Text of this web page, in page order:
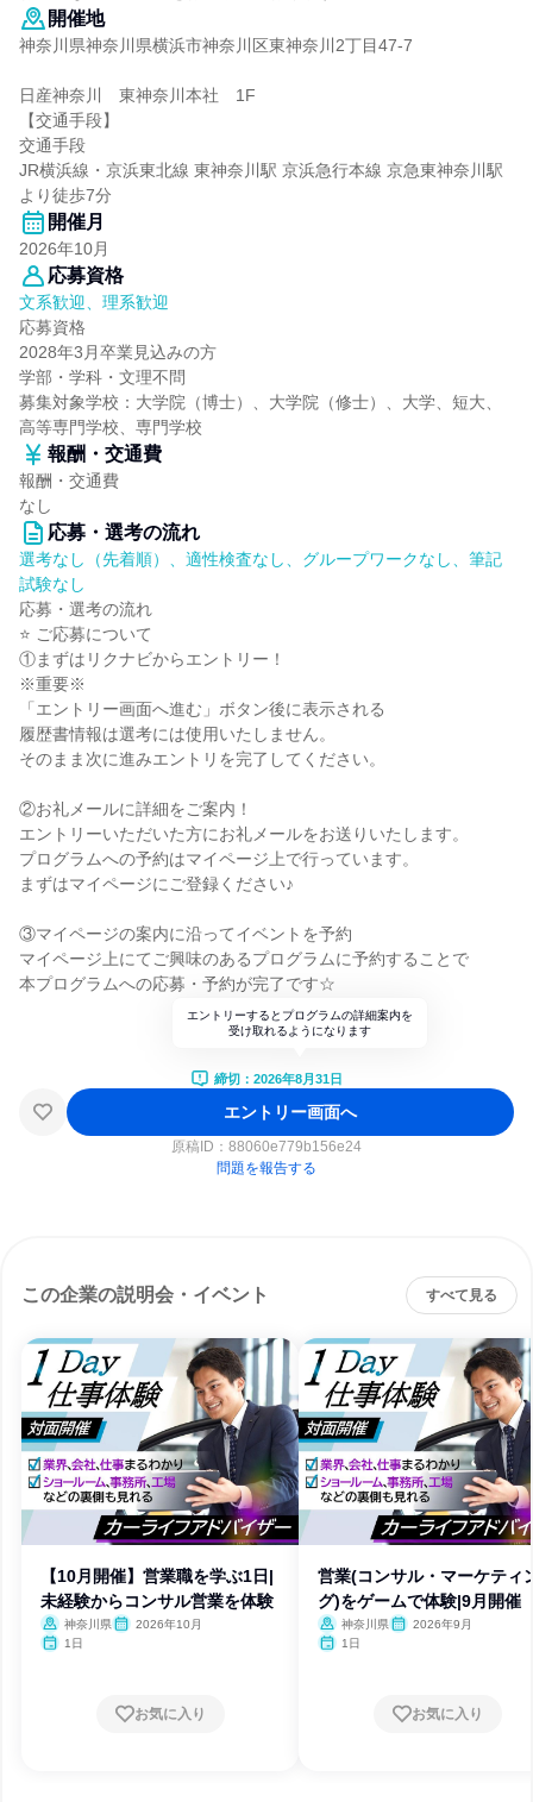
開催地
神奈川県神奈川県横浜市神奈川区東神奈川2丁目47-7
日産神奈川 東神奈川本社 1F
【交通手段】
交通手段
JR横浜線・京浜東北線 東神奈川駅 京浜急行本線 京急東神奈川駅
より徒歩7分
開催月
2026年10月
応募資格
文系歓迎、理系歓迎
応募資格
2028年3月卒業見込みの方
学部・学科・文理不問
募集対象学校：大学院（博士）、大学院（修士）、大学、短大、
高等専門学校、専門学校
報酬・交通費
報酬・交通費
なし
応募・選考の流れ
選考なし（先着順）、適性検査なし、グループワークなし、筆記
試験なし
応募・選考の流れ
⭐ ご応募について
①まずはリクナビからエントリー！
※重要※
「エントリー画面へ進む」ボタン後に表示される
履歴書情報は選考には使用いたしません。
そのまま次に進みエントリを完了してください。
②お礼メールに詳細をご案内！
エントリーいただいた方にお礼メールをお送りいたします。
プログラムへの予約はマイページ上で行っています。
まずはマイページにご登録ください♪
③マイページの案内に沿ってイベントを予約
マイページ上にてご興味のあるプログラムに予約することで
本プログラムへの応募・予約が完了です☆
エントリーするとプログラムの詳細案内を
受け取れるようになります
締切：2026年8月31日
エントリー画面へ
原稿ID： 88060e779b156e24
問題を報告する
この企業の説明会・イベント すべて見る
【10月開催】営業職を学ぶ1日|
未経験からコンサル営業を体験
神奈川県
2026年10月
1日
お気に入り
営業(コンサル・マーケティ
グ)をゲームで体験|9月開催
神奈川県
2026年9月
1日
お気に入り